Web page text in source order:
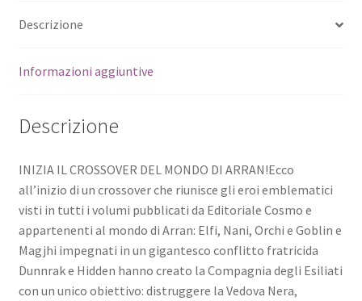
Descrizione
Informazioni aggiuntive
Descrizione
INIZIA IL CROSSOVER DEL MONDO DI ARRAN!Ecco
all’inizio di un crossover che riunisce gli eroi emblematici
visti in tutti i volumi pubblicati da Editoriale Cosmo e
appartenenti al mondo di Arran: Elfi, Nani, Orchi e Goblin e
Magjhi impegnati in un gigantesco conflitto fratricida
Dunnrak e Hidden hanno creato la Compagnia degli Esiliati
con un unico obiettivo: distruggere la Vedova Nera,